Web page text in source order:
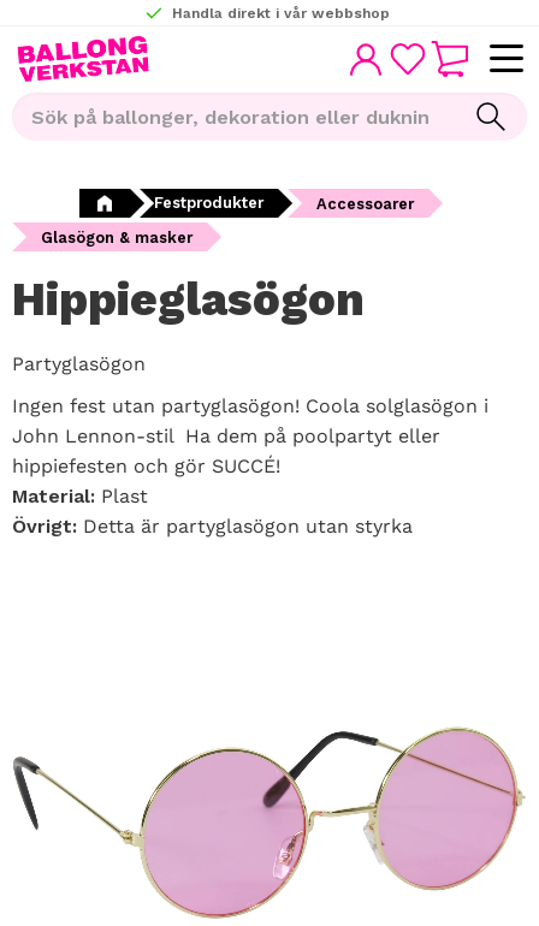
Meny
Handla direkt i vår webbshop
FAVORITER
KUNDVAGN
Festprodukter
Accessoarer
Glasögon & masker
Hippieglasögon
Partyglasögon
Ingen fest utan partyglasögon! Coola solglasögon i
John Lennon-stil Ha dem på poolpartyt eller
hippiefesten och gör SUCCÉ!
Material: Plast
Övrigt: Detta är partyglasögon utan styrka